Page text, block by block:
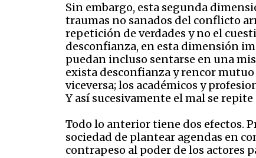
Sin embargo, esta segunda
traumas no sanados del conflicto
repetición de verdades y no el
desconfianza, en esta dimensión
puedan incluso sentarse en una
exista desconfianza y rencor
viceversa; los académicos y
Y así sucesivamente el mal se repite
Todo lo anterior tiene dos efectos.
sociedad de plantear agendas en
contrapeso al poder de los actores